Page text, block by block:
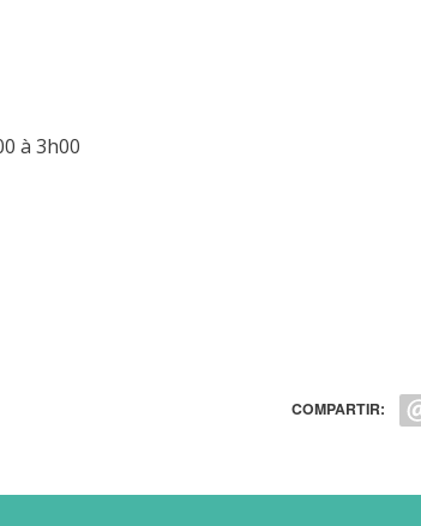
à 3h00
COMPARTIR: